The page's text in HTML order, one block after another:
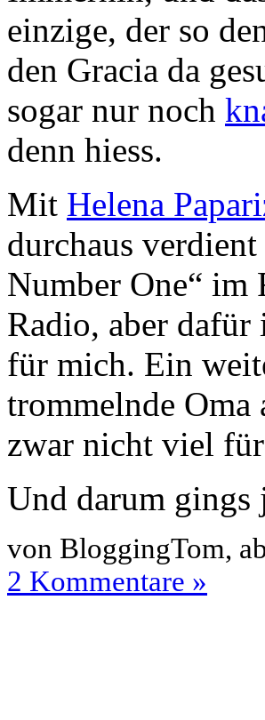
einzige, der so
den Gracia da
sogar nur noch
denn hiess.
Mit Helena
durchaus
Number One“ im
Radio, aber dafür
für mich. Ein
trommelnde
zwar nicht viel
Und darum gings
von BloggingTom,
2 Kommentare »